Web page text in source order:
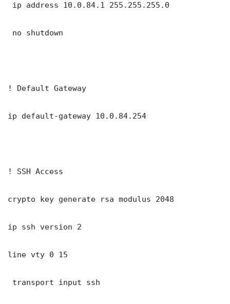
ip address 10.0.84.1 255.255.255.0
no shutdown
! Default Gateway
ip default-gateway 10.0.84.254
! SSH Access
crypto key generate rsa modulus 2048
ip ssh version 2
line vty 0 15
transport input ssh